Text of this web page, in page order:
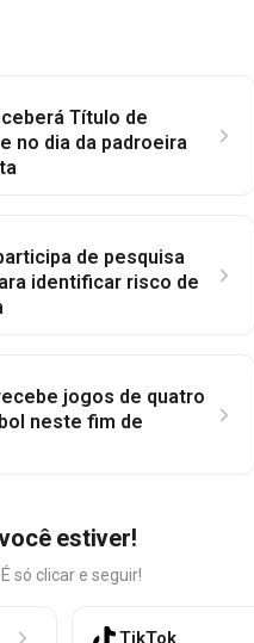
Título de
no dia da padroeira
de pesquisa
identificar risco de
jogos de quatro
neste fim de
estiver!
só clicar e seguir!
TikTok